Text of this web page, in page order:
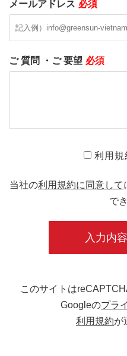
メールアドレス 必須
ご 質問 ・ご 要望 必須
利用規
当社の利用規約に同意して
で
このサイトは
Googleのプラ
利用規約が